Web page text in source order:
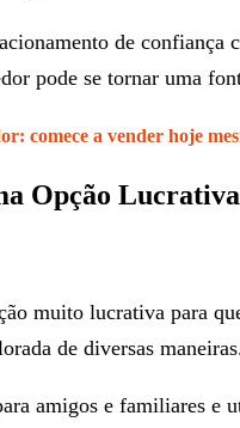
de
pode se tornar uma
comece a vender hoje
Opção
muito lucrativa para
de diversas
amigos e familiares e